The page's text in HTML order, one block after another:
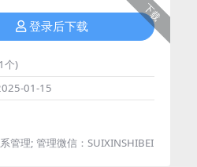
下载
登录后下载
个)
01-15
管理; 管理微信：SUIXINSHIBEI